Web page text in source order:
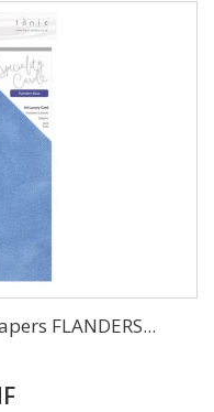
FLANDERS...